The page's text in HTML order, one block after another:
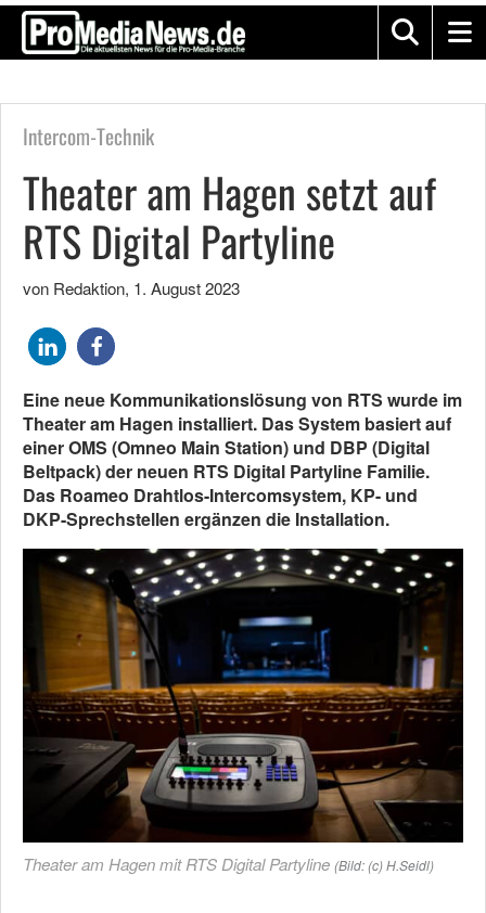
Intercom-Technik
Theater am Hagen setzt auf
RTS Digital Partyline
von Redaktion, 1. August 2023
Eine neue Kommunikationslösung von RTS wurde im
Theater am Hagen installiert. Das System basiert auf
einerOMS (Omneo Main Station) und DBP (Digital
Beltpack) der neuen RTS Digital Partyline Familie.
Das Roameo Drahtlos-Intercomsystem, KP- und
DKP-Sprechstellen ergänzen die Installation.
Theater am Hagen mit RTS Digital Partyline (Bild: (c) H.Seidl)